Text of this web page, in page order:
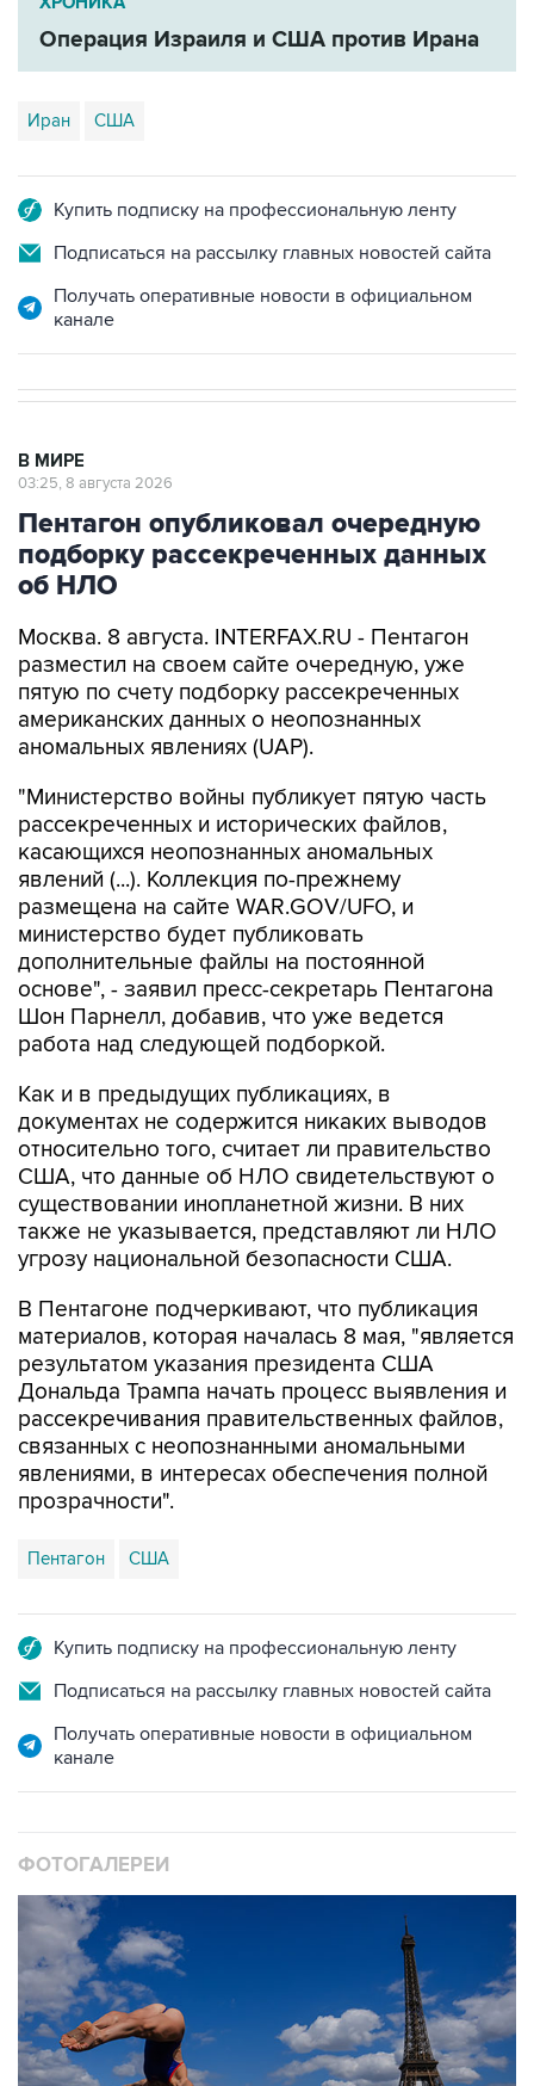
Иран США
Подписаться на рассылку главных новостей сайта
Получать оперативные новости в официальном
Пентагон опубликовал очередную
подборку рассекреченных данных
об НЛО
Москва. 8 августа. INTERFAX.RU - Пентагон
пятую по счету подборку рассекреченных
американских данных о неопознанных
аномальных явлениях (UAP).
"Министерство войны публикует пятую часть
касающихся неопознанных аномальных
явлений (...). Коллекция по-прежнему
размещена на сайте WAR.GOV/UFO, и
министерство будет публиковать
дополнительные файлы на постоянной
основе", - заявил пресс-секретарь Пентагона
Шон Парнелл, добавив, что уже ведется
работа над следующей подборкой.
Как и в предыдущих публикациях, в
относительно того, считает ли правительство
США, что данные об НЛО свидетельствуют о
существовании инопланетной жизни. В них
также не указывается, представляют ли НЛО
угрозу национальной безопасности США.
В Пентагоне подчеркивают, что публикация
результатом указания президента США
Дональда Трампа начать процесс выявления и
рассекречивания правительственных файлов,
связанных с неопознанными аномальными
явлениями, в интересах обеспечения полной
прозрачности".
Пентагон США
Подписаться на рассылку главных новостей сайта
Получать оперативные новости в официальном